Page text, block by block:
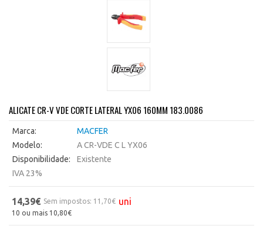
ALICATE CR-V VDE CORTE LATERAL YX06 160MM 183.0086
Marca:
MACFER
Modelo:
A CR-VDE C L YX06
Disponibilidade:
Existente
IVA 23%
14,39€ Sem impostos: 11,70€ uni
10 ou mais 10,80€